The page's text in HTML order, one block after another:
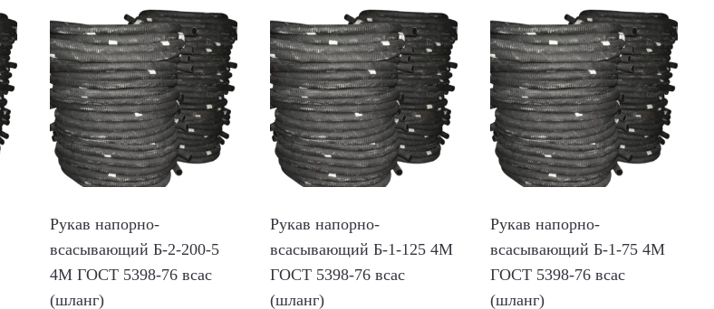
Рукав напорно-
всасывающий Б-2-200-5
4М ГОСТ 5398-76 всас
(шланг)
Рукав напорно-
всасывающий Б-1-125 4М
ГОСТ 5398-76 всас
(шланг)
Рукав напорно-
всасывающий Б-1-75 4М
ГОСТ 5398-76 всас
(шланг)